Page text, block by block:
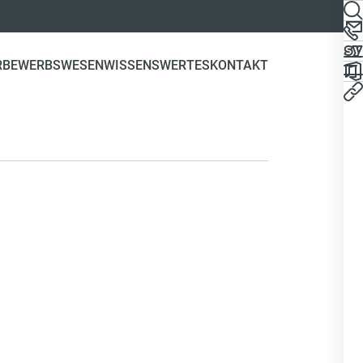
BEWERBSWESENWISSENSWERTES KONTAKT